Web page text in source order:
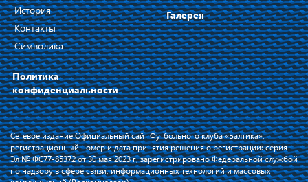
История
Контакты
Символика
Политика
конфиденциальности
Галерея
Сетевое издание Официальный сайт Футбольного клуба «Балтика»,
регистрационный номер и дата принятия решения о регистрации: серия
Эл № ФС77-85372 от 30 мая 2023 г, зарегистрировано Федеральной службой
по надзору в сфере связи, информационных технологий и массовых